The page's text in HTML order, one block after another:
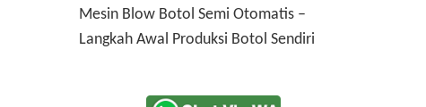
Mesin Blow Botol Semi Otomatis –
Langkah Awal Produksi Botol Sendiri